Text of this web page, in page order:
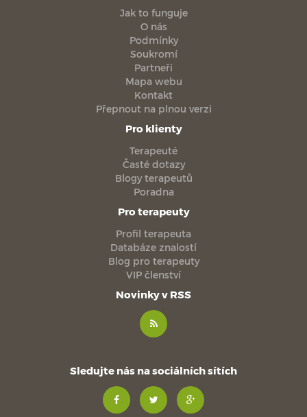
Jak to funguje
O nás
Podmínky
Soukromí
Partneři
Mapa webu
Kontakt
Přepnout na plnou verzi
Pro klienty
Terapeuté
Časté dotazy
Blogy terapeutů
Poradna
Pro terapeuty
Profil terapeuta
Databáze znalostí
Blog pro terapeuty
VIP členství
Novinky v RSS
Sledujte nás na sociálních sítích